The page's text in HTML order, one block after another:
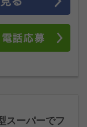
スーパーでフ